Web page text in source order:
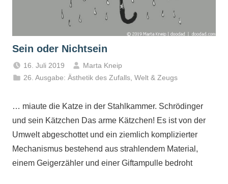
Sein oder Nichtsein
16. Juli 2019
Marta Kneip
26. Ausgabe: Ästhetik des Zufalls ,Welt & Zeugs
… miaute die Katze in der Stahlkammer. Schrödinger
und sein Kätzchen Das arme Kätzchen! Es ist von der
Umwelt abgeschottet und ein ziemlich komplizierter
Mechanismus bestehend aus strahlendem Material,
einem Geigerzähler und einer Giftampulle bedroht